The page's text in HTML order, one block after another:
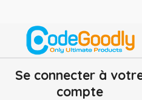
Se connecter à
compte